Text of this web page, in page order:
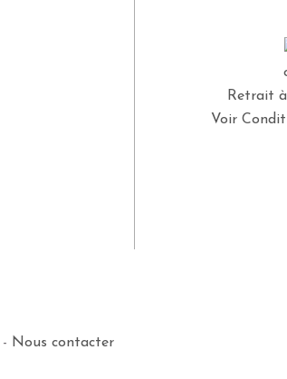
Retrait
Voir
- Nous contacter